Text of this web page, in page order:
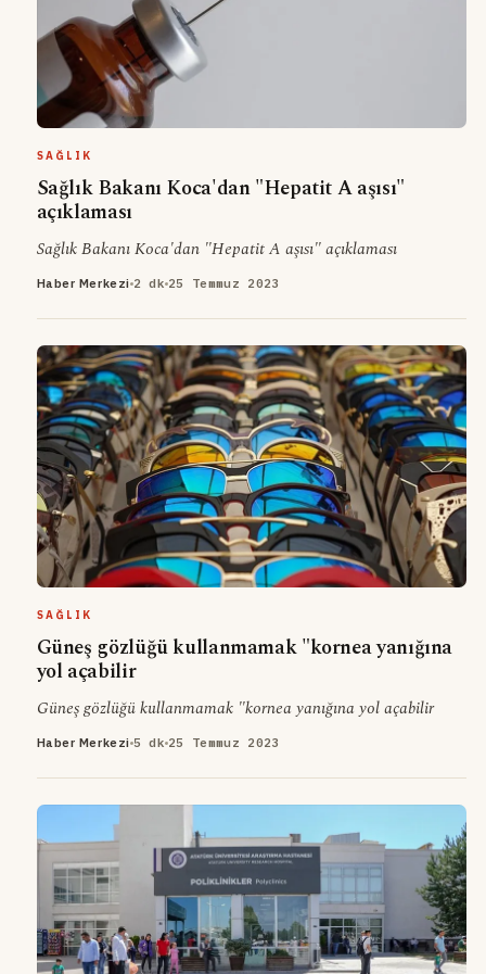
SAĞLIK
Sağlık Bakanı Koca'dan "Hepatit A aşısı"
açıklaması
Sağlık Bakanı Koca'dan "Hepatit A aşısı" açıklaması
Haber Merkezi 2 dk 25 Temmuz 2023
SAĞLIK
Güneş gözlüğü kullanmamak "kornea yanığına
yol açabilir
Güneş gözlüğü kullanmamak "kornea yanığına yol açabilir
Haber Merkezi 5 dk 25 Temmuz 2023